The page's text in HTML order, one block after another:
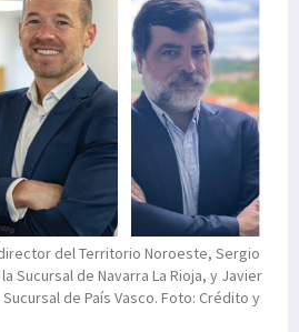
del Territorio Noroeste, Sergio
Sucursal de Navarra La Rioja, y Javier
de País Vasco. Foto: Crédito y